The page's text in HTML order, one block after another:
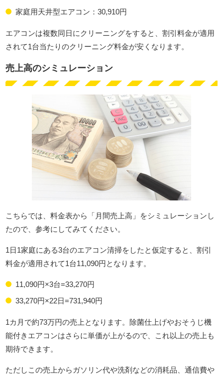
家庭用天井型エアコン：30,910円
エアコンは複数同日にクリーニングをすると、割引料金が適用
されて1台当たりのクリーニング料金が安くなります。
売上高のシミュレーション
こちらでは、料金表から「月間売上高」をシミュレーションし
たので、参考にしてみてください。
1日1家庭にある3台のエアコン清掃をしたと仮定すると、割引
料金が適用されて1台11,090円となります。
11,090円×3台=33,270円
33,270円×22日=731,940円
1カ月で約73万円の売上となります。除菌仕上げやおそうじ機
能付きエアコンはさらに単価が上がるので、これ以上の売上も
期待できます。
ただしこの売上からガソリン代や洗剤などの消耗品、通信費や